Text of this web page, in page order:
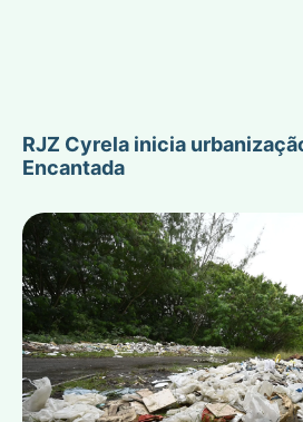
RJZ Cyrela inicia
Encantada